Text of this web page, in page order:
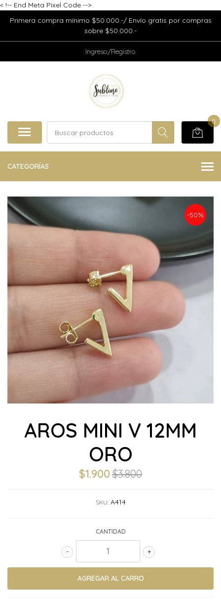
< !-- End Meta Pixel Code -->
Primera compra mínimo $50.000.-/ Envío gratis por compras
sobre $50.000.-
Ingreso/Registro
0
CATEGORÍAS
-50%
AROS MINI V 12MM
ORO
$1.900$3.800
SKU: A414
CANTIDAD
+
-